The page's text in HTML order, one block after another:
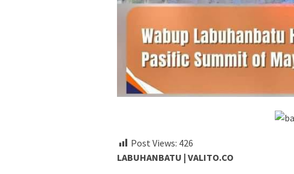
Post Views: 426
LABUHANBATU | VALITO.CO